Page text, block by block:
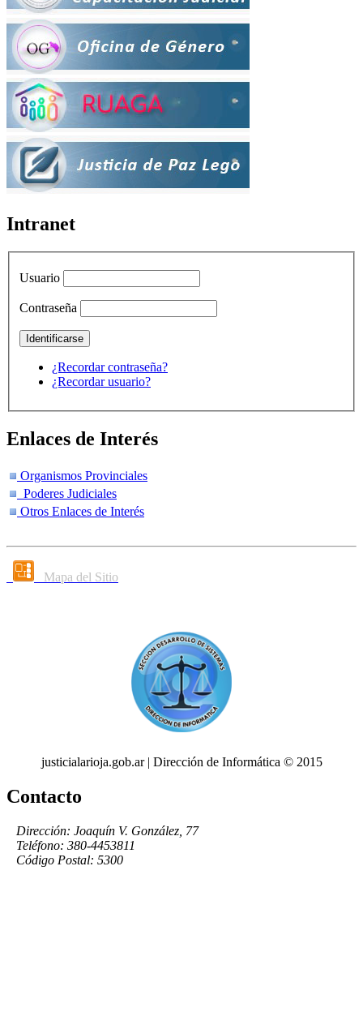
Intranet
Usuario
Contraseña
¿Recordar contraseña?
¿Recordar usuario?
Enlaces de Interés
Organismos Provinciales
Poderes Judiciales
Otros Enlaces de Interés
Mapa del Sitio
justicialarioja.gob.ar | Dirección de Informática © 2015
Contacto
Dirección: Joaquín V. González, 77
Teléfono: 380-4453811
Código Postal: 5300